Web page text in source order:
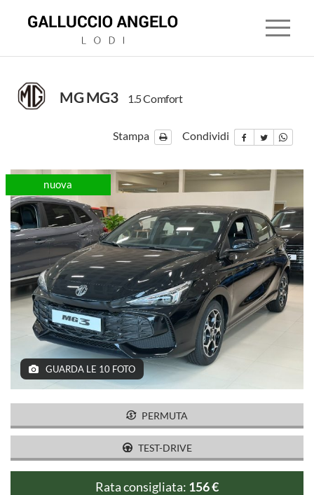
LAND
ROVER
JAGUAR
MITSUBISHI
USATO
SERVIZI
CONTATTI
MG MG3 1.5 Comfort
Stampa Condividi
disponibile nuova
GUARDA LE 10 FOTO
PERMUTA
TEST-DRIVE
Rata consigliata: 156 €